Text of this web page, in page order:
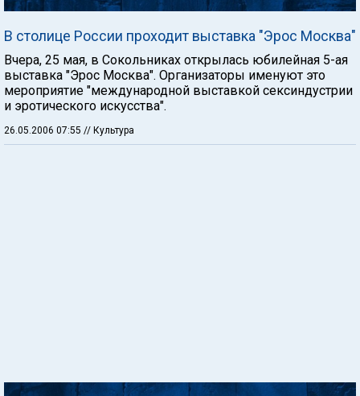
В столице России проходит выставка "Эрос Москва"
Вчера, 25 мая, в Сокольниках открылась юбилейная 5-ая
выставка "Эрос Москва". Организаторы именуют это
мероприятие "международной выставкой сексиндустрии
и эротического искусства".
26.05.2006 07:55 // Культура